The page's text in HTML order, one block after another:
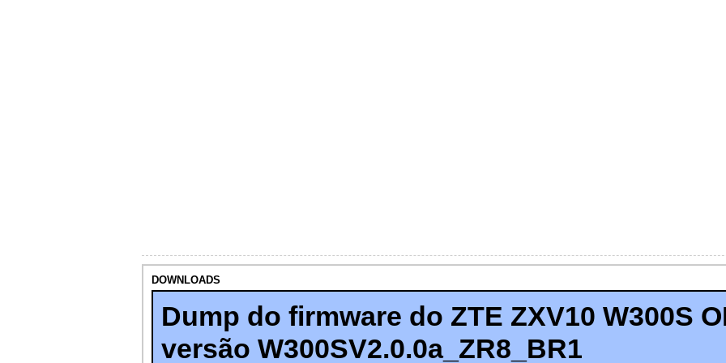
DOWNLOADS
Dump do firmware do ZTE ZXV10 W300S
versão W300SV2.0.0a_ZR8_BR1